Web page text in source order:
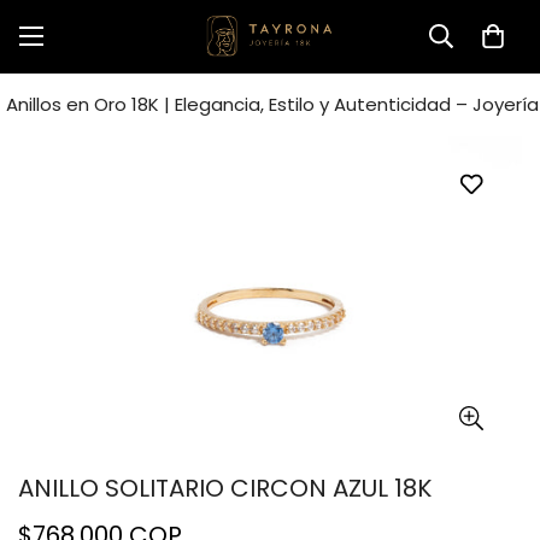
Anillos en Oro 18K | Elegancia, Estilo y Autenticidad –
ANILLO SOLITARIO CIRCON AZUL 18K
Precio